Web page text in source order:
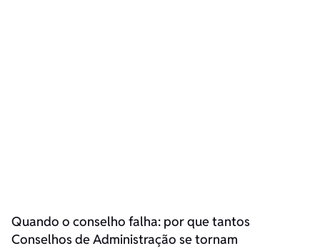
Quando o conselho falha: por que tantos
Conselhos de Administração se tornam